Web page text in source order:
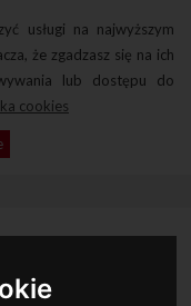
usługi na najwyższym
że zgadzasz się na ich
lub dostępu do
cookies